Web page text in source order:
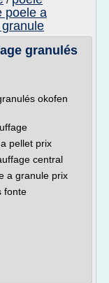
poele a
granulés
okofen
pellet prix
central
a granule prix
fonte